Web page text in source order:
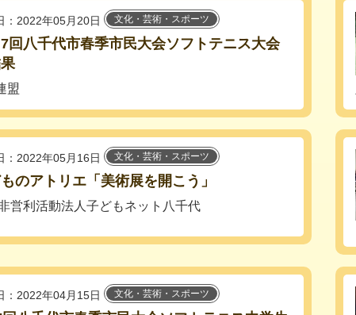
：2022年05月20日 文化・芸術・スポーツ
回八千代市春季市民大会ソフトテニス大会
盟
：2022年05月16日 文化・芸術・スポーツ
のアトリエ「美術展を開こう」
営利活動法人子どもネット八千代
：2022年04月15日 文化・芸術・スポーツ